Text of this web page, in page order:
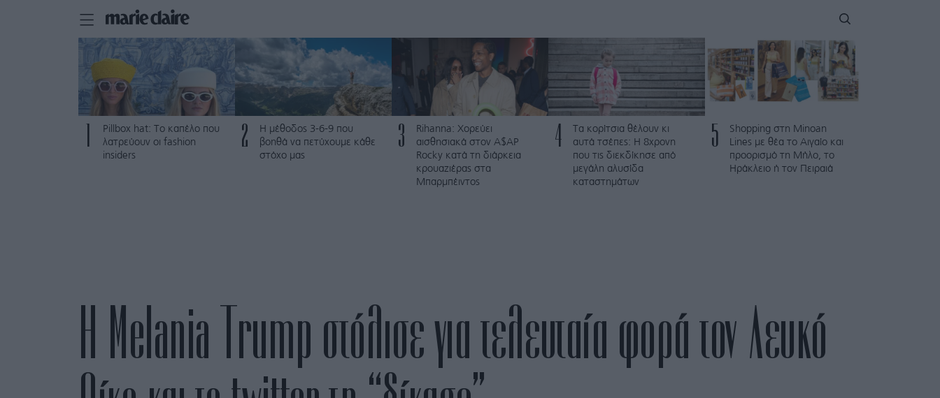
Pillbox hat: Το καπέλο που
λατρεύουν οι fashion
insiders
2
Η μέθοδος 3-6-9 που
βοηθά να πετύχουμε κάθε
στόχο μας
3
Rihanna: Χορεύει
αισθησιακά στον A$AP
Rocky κατά τη διάρκεια
κρουαζιέρας στα
Μπαρμπέιντος
4
Τα κορίτσια θέλουν κι
αυτά τσέπες: Η 8χρονη
που τις διεκδίκησε από
μεγάλη αλυσίδα
καταστημάτων
5
Shopping στη Minoan
Lines με θέα το Αιγαίο και
προορισμό τη Μήλο, το
Ηράκλειο ή τον Πειραιά
Η Melania Trump στόλισε για τελευταία φορά τον Λευκό